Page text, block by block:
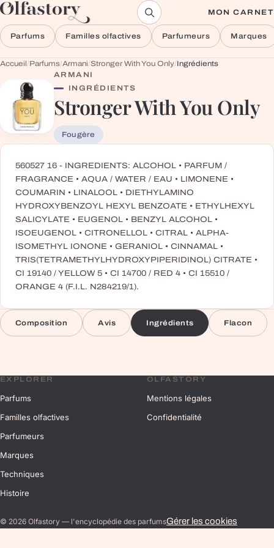
Aller au contenu MON CARNET
Parfums Familles olfactives Parfumeurs Marques
Accueil/Parfums/Armani/Stronger With You Only/Ingrédients
ARMANI
INGRÉDIENTS
Stronger With You Only
Fougère
560527 16 - INGREDIENTS: ALCOHOL • PARFUM /
FRAGRANCE • AQUA / WATER / EAU • LIMONENE •
COUMARIN • LINALOOL • DIETHYLAMINO
HYDROXYBENZOYL HEXYL BENZOATE • ETHYLHEXYL
SALICYLATE • EUGENOL • BENZYL ALCOHOL •
ISOEUGENOL • CITRONELLOL • CITRAL • ALPHA-
ISOMETHYL IONONE • GERANIOL • CINNAMAL •
TRIS(TETRAMETHYLHYDROXYPIPERIDINOL) CITRATE •
CI 19140 / YELLOW 5 • CI 14700 / RED 4 • CI 15510 /
ORANGE 4 (F.I.L. N284219/1).
Composition Avis Ingrédients Flacon
EXPLORER
Parfums
Familles olfactives
Parfumeurs
Marques
Techniques
Histoire
OLFASTORY
Mentions légales
Confidentialité
© 2026 Olfastory — l'encyclopédie des parfumsGérer les cookies